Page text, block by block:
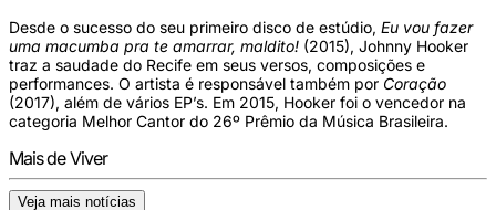
Desde o sucesso do seu primeiro disco de estúdio, Eu vou fazer
uma macumba pra te amarrar, maldito! (2015), Johnny Hooker
traz a saudade do Recife em seus versos, composições e
performances. O artista é responsável também por Coração
(2017), além de vários EP’s. Em 2015, Hooker foi o vencedor na
categoria Melhor Cantor do 26º Prêmio da Música Brasileira.
Mais de Viver
Veja mais notícias